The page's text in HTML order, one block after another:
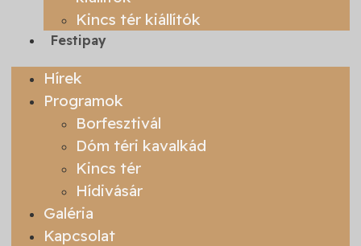
Kincs tér kiállítók
Festipay
Hírek
Programok
Borfesztivál
Dóm téri kavalkád
Kincs tér
Hídivásár
Galéria
Kapcsolat